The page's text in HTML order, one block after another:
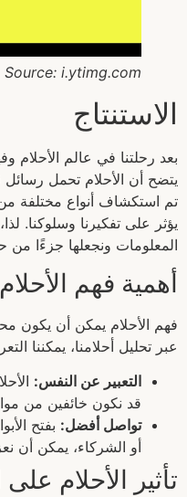
Source: i.ytimg.com
الاستنتاج
بعد رحلتنا في عالم الأحلام
يتضح أن الأحلام تحمل
تم استكشاف أنواع مختلفة
يؤثر على تفكيرنا وسلوكنا.
المعلومات ونجعلها جزءًا من
أهمية فهم الأحلام
فهم الأحلام يمكن أن يكون
عبر تحليل أحلامنا، يمكننا
التعبير عن النفس:
قد نكون خائفين من
تواصل أفضل: بفتح
أو الشركاء، يمكن أن
تأثير الأحلام